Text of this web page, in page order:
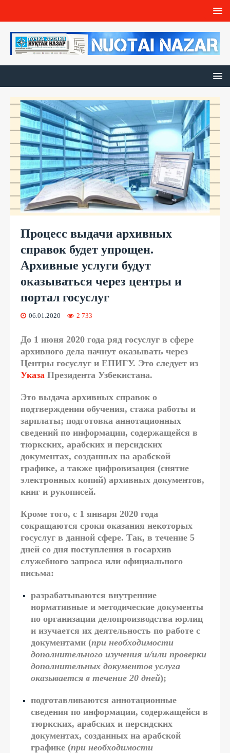
Процесс выдачи архивных
справок будет упрощен.
Архивные услуги будут
оказываться через центры и
портал госуслуг
06.01.2020 2 733
До 1 июня 2020 года ряд госуслуг в сфере
архивного дела начнут оказывать через
Центры госуслуг и ЕПИГУ. Это следует из
Указа Президента Узбекистана.
Это выдача архивных справок о
подтверждении обучения, стажа работы и
зарплаты; подготовка аннотационных
сведений по информации, содержащейся в
тюркских, арабских и персидских
документах, созданных на арабской
графике, а также цифровизация (снятие
электронных копий) архивных документов,
книг и рукописей.
Кроме того, с 1 января 2020 года
сокращаются сроки оказания некоторых
госуслуг в данной сфере. Так, в течение 5
дней со дня поступления в госархив
служебного запроса или официального
письма:
разрабатываются внутренние
нормативные и методические документы
по организации делопроизводства юрлиц
и изучается их деятельность по работе с
документами (при необходимости
дополнительного изучения и/или проверки
дополнительных документов услуга
оказывается в течение 20 дней);
подготавливаются аннотационные
сведения по информации, содержащейся в
тюркских, арабских и персидских
документах, созданных на арабской
графике (при необходимости